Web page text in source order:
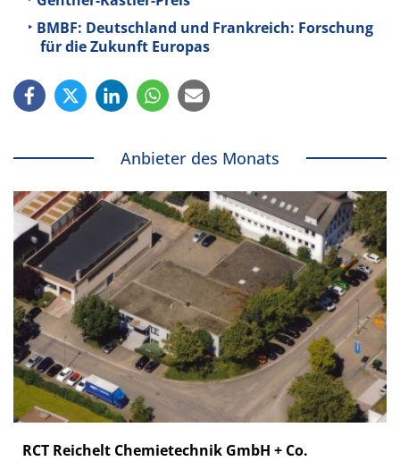
BMBF: Deutschland und Frankreich: Forschung
für die Zukunft Europas
Anbieter des Monats
RCT Reichelt Chemietechnik GmbH + Co.